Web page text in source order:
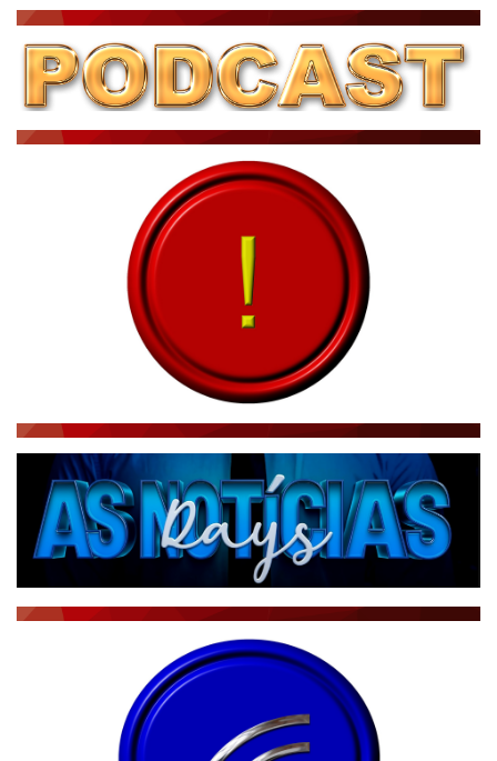
ACONTECEU...VIROU MANCHETE!
BLOGS & COLUNAS
DIÁRIO DO NORDESTE - ÚLTIMA HORA
PODCAST - PONTO DE VISTA
NOTÍCIAS DESTAQUE DO DIA
BRASIL NOTÍCIAS
ÚLTIMAS NOTÍCIAS
NOTÍCIAS TAMBÉM NA TELA
BRASIL MUNDO AO VIVO